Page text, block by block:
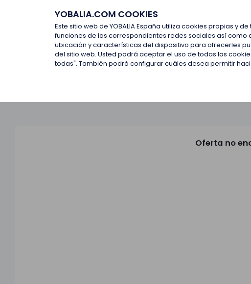
YOBALIA.COM COOKIES
Este sitio web de YOBALIA España utiliza cookies propias
funciones de las correspondientes redes sociales así
ubicación y características del dispositivo para ofrecerles
del sitio web. Usted podrá aceptar el uso de todas las
todas". También podrá configurar cuáles desea permitir
Últimas ofertas
Últimas ofertas
Oferta no